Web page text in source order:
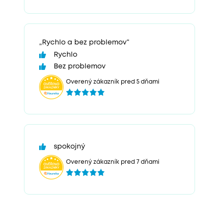
„Rychlo a bez problemov“
Rychlo
Bez problemov
Overený zákazník pred 5 dňami
spokojný
Overený zákazník pred 7 dňami